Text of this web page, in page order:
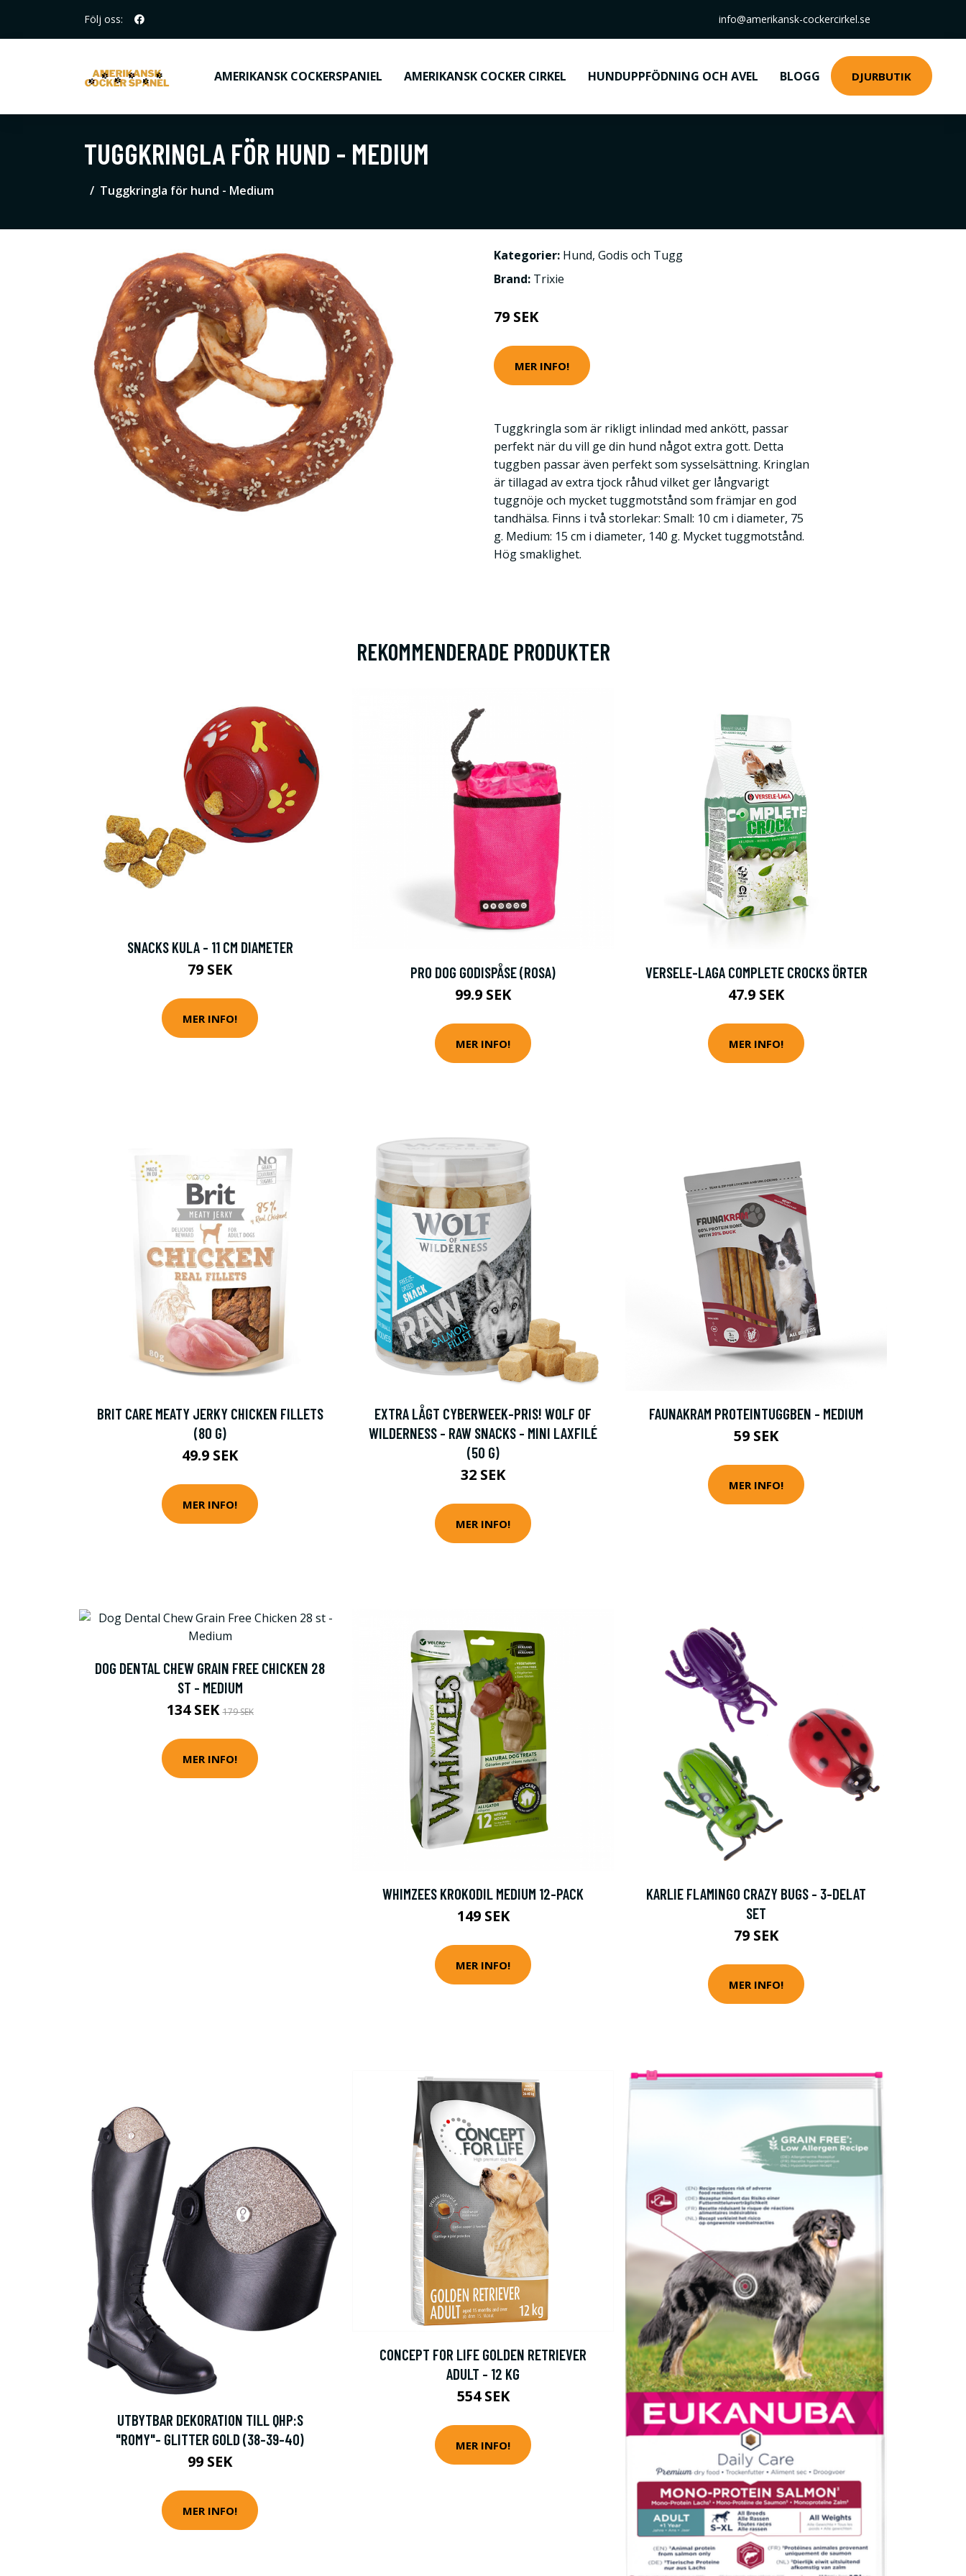
Följ oss: info@amerikansk-cockercirkel.se
AMERIKANSK COCKERSPANIEL AMERIKANSK COCKER CIRKEL HUNDUPPFÖDNING OCH AVEL BLOGG DJURBUTIK
TUGGKRINGLA FÖR HUND - MEDIUM
Tuggkringla för hund - Medium
Kategorier: Hund, Godis och Tugg
Brand: Trixie
79 SEK
MER INFO!
Tuggkringla som är rikligt inlindad med ankött, passar
perfekt när du vill ge din hund något extra gott. Detta
tuggben passar även perfekt som sysselsättning. Kringlan
är tillagad av extra tjock råhud vilket ger långvarigt
tuggnöje och mycket tuggmotstånd som främjar en god
tandhälsa. Finns i två storlekar: Small: 10 cm i diameter, 75
g. Medium: 15 cm i diameter, 140 g. Mycket tuggmotstånd.
Hög smaklighet.
REKOMMENDERADE PRODUKTER
SNACKS KULA - 11 CM DIAMETER
79 SEK
MER INFO!
PRO DOG GODISPÅSE (ROSA)
99.9 SEK
MER INFO!
VERSELE-LAGA COMPLETE CROCKS ÖRTER
47.9 SEK
MER INFO!
BRIT CARE MEATY JERKY CHICKEN FILLETS
(80 G)
49.9 SEK
MER INFO!
EXTRA LÅGT CYBERWEEK-PRIS! WOLF OF
WILDERNESS - RAW SNACKS - MINI LAXFILÉ
(50 G)
32 SEK
MER INFO!
FAUNAKRAM PROTEINTUGGBEN - MEDIUM
59 SEK
MER INFO!
DOG DENTAL CHEW GRAIN FREE CHICKEN 28
ST - MEDIUM
134 SEK179 SEK
MER INFO!
WHIMZEES KROKODIL MEDIUM 12-PACK
149 SEK
MER INFO!
KARLIE FLAMINGO CRAZY BUGS - 3-DELAT
SET
79 SEK
MER INFO!
UTBYTBAR DEKORATION TILL QHP:S
"ROMY"- GLITTER GOLD (38-39-40)
99 SEK
MER INFO!
CONCEPT FOR LIFE GOLDEN RETRIEVER
ADULT - 12 KG
554 SEK
MER INFO!